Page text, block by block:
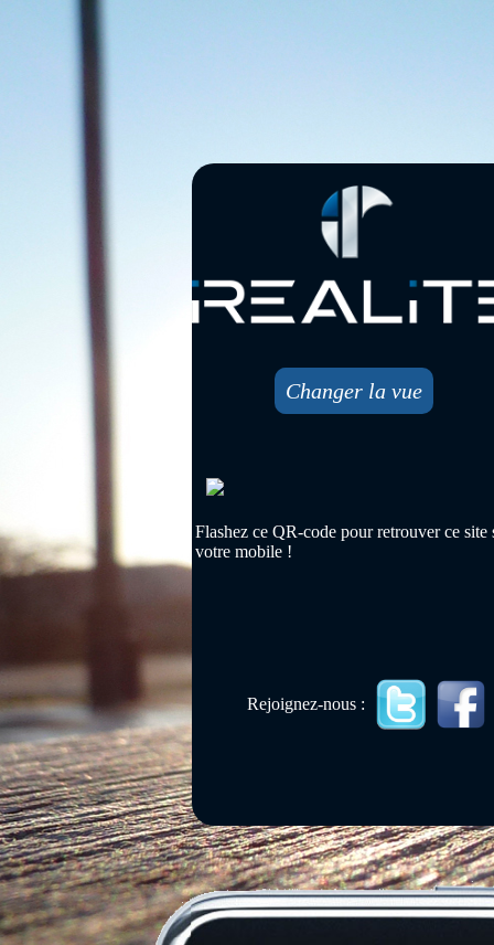
Changer la vue
Flashez ce QR-code pour retrouver ce site
votre mobile !
Rejoignez-nous :